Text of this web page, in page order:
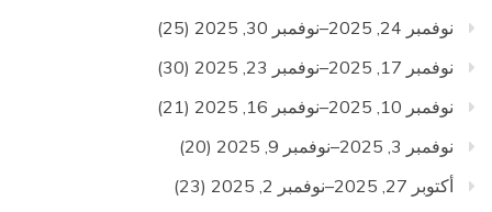
نوفمبر 24, 2025–نوفمبر 30, 2025
(25)
نوفمبر 17, 2025–نوفمبر 23, 2025
(30)
نوفمبر 10, 2025–نوفمبر 16, 2025
(21)
نوفمبر 3, 2025–نوفمبر 9, 2025
(20)
أكتوبر 27, 2025–نوفمبر 2, 2025
(23)